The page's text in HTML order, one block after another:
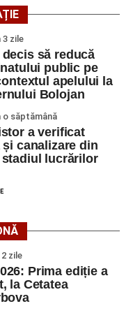
include, pe lângă
Săsciori, și datele de
numere de telefon și
interesate să
de angajare,
a locurilor de
la data de 4
NR.
NR.
1 0752826367
3 zile
să reducă
public pe
apelului la
Bolojan
o săptămână
a verificat
canalizare din
stadiul lucrărilor
zile
Prima ediție a
la Cetatea